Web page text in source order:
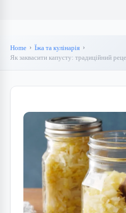
Home
Їжа та кулінарія
Як заквасити капусту: традиційний